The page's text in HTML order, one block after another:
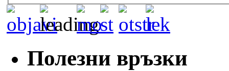
Полезни връзки